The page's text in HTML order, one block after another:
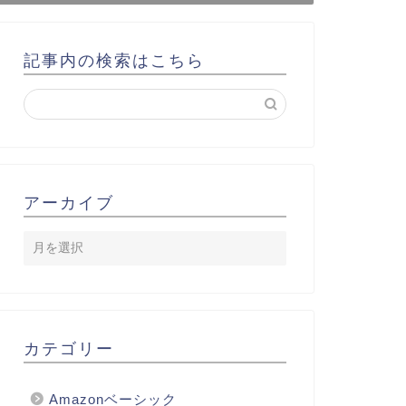
記事内の検索はこちら
アーカイブ
カテゴリー
Amazonベーシック